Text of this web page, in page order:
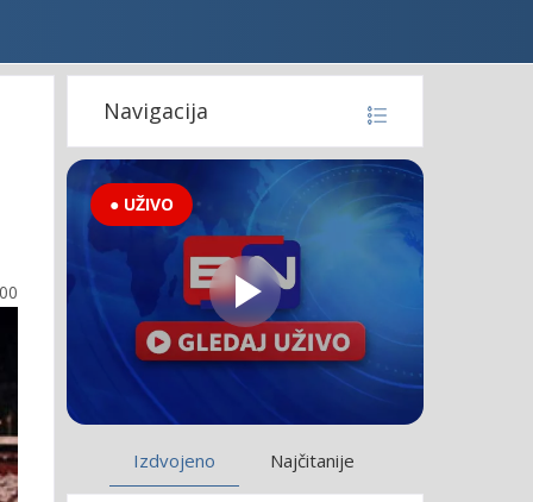
Navigacija
● UŽIVO
Izdvojeno Najčitanije